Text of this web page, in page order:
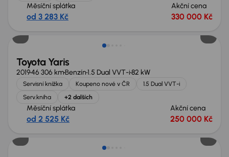
Měsíční splátka
od 3 283 Kč
Akční cena
330 000 Kč
Toyota Yaris
201946 306 kmBenzín1.5 Dual VVT-i82 kW
Servisní knížka Koupeno nové v ČR
1.5 Dual VVT-i
Serv.kniha
+2 dalších
Měsíční splátka
od 2 525 Kč
Akční cena
250 000 Kč
Nově v nabídce